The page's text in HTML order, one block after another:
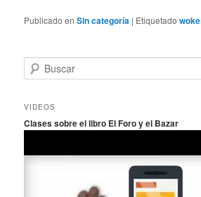
Publicado en Sin categoría | Etiquetado woke
u
c
r
VIDEOS
Clases sobre el libro El Foro y el Bazar